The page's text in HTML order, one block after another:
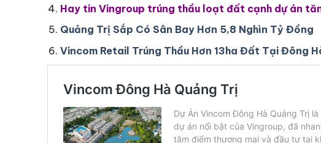
Hay tin Vingroup trúng thầu loạt đất cạnh dự án
Quảng Trị Sắp Có Sân Bay Hơn 5,8 Nghìn Tỷ Đồng
Vincom Retail Trúng Thầu Hơn 13ha Đất Tại Đông